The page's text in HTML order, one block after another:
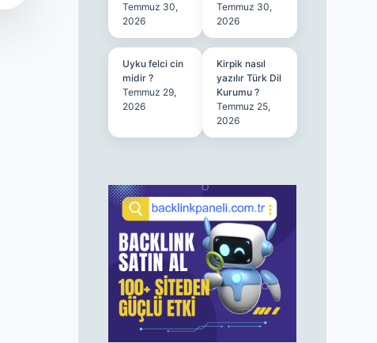
Temmuz 30,
2026
Temmuz 30,
2026
Uyku felci cin
midir ?
Temmuz 29,
2026
Kirpik nasıl
yazılır Türk Dil
Kurumu ?
Temmuz 25,
2026